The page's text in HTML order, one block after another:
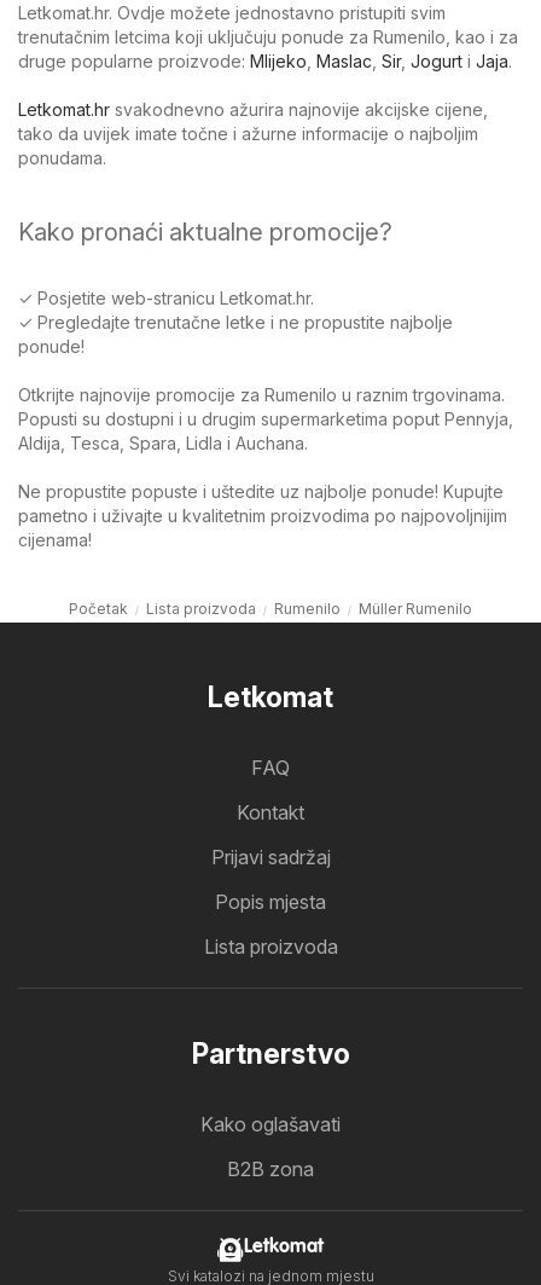
Letkomat.hr. Ovdje možete jednostavno pristupiti svim
trenutačnim letcima koji uključuju ponude za Rumenilo, kao i za
druge popularne proizvode: Mlijeko Maslac Sir, Jogurt i Jaja.
Letkomat.hr svakodnevno ažurira najnovije akcijske cijene,
tako da uvijek imate točne i ažurne informacije o najboljim
ponudama.
Kako pronaći aktualne promocije?
✓ Posjetite web-stranicu Letkomat.hr.
✓ Pregledajte trenutačne letke i ne propustite najbolje
ponude!
Otkrijte najnovije promocije za Rumenilo u raznim trgovinama.
Popusti su dostupni i u drugim supermarketima poput Pennyja,
Aldija, Tesca, Spara, Lidla i Auchana.
Ne propustite popuste i uštedite uz najbolje ponude! Kupujte
pametno i uživajte u kvalitetnim proizvodima po najpovoljnijim
cijenama!
Početak Lista proizvoda Rumenilo Müller Rumenilo
Letkomat
FAQ
Kontakt
Prijavi sadržaj
Popis mjesta
Lista proizvoda
Partnerstvo
Kako oglašavati
B2B zona
Letkomat
Svi katalozi na jednom mjestu